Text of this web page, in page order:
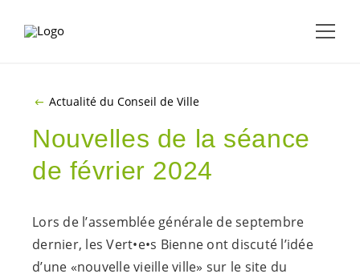
Actualité du Conseil de Ville
Nouvelles de la séance
de février 2024
Lors de l’assemblée générale de septembre
dernier, les Vert•e•s Bienne ont discuté l’idée
d’une «nouvelle vieille ville» sur le site du